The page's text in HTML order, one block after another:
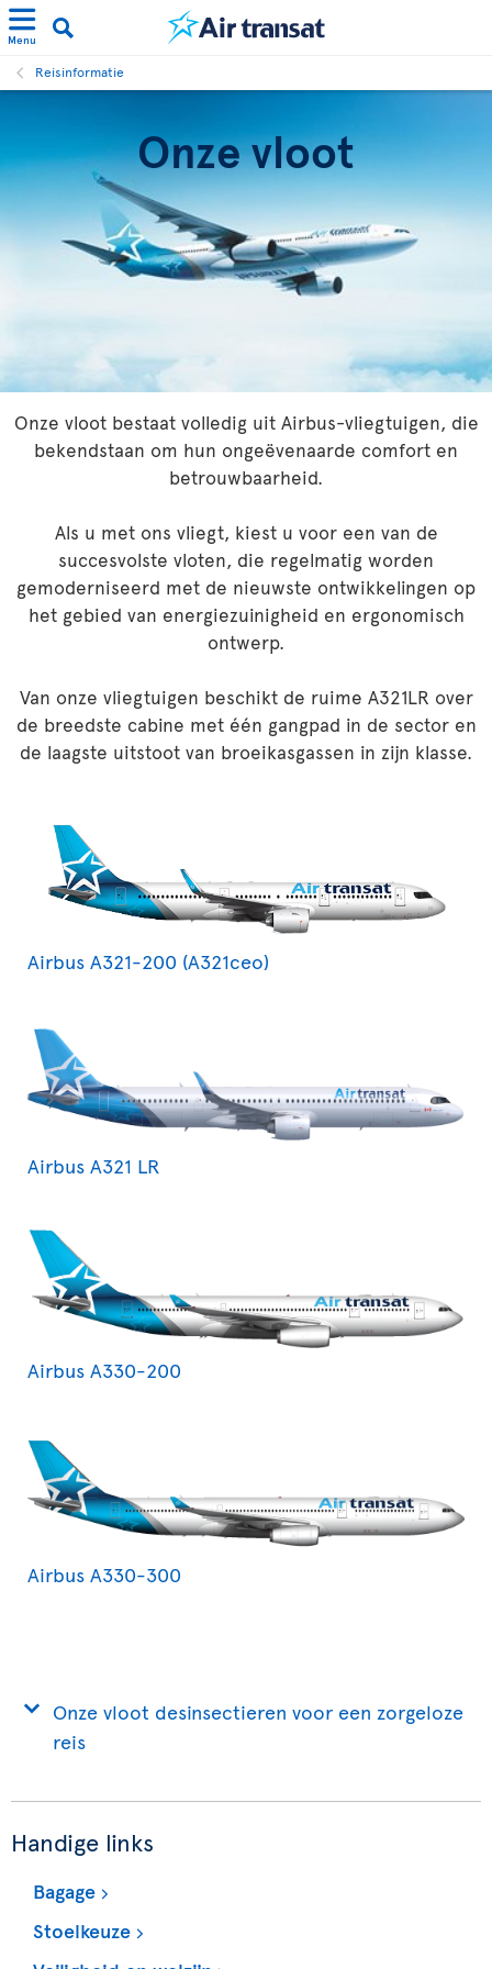
Menu
Reisinformatie
Onze vloot
Onze vloot bestaat volledig uit Airbus-vliegtuigen, die
bekendstaan om hun ongeëvenaarde comfort en
betrouwbaarheid.
Als u met ons vliegt, kiest u voor een van de
succesvolste vloten, die regelmatig worden
gemoderniseerd met de nieuwste ontwikkelingen op
het gebied van energiezuinigheid en ergonomisch
ontwerp.
Van onze vliegtuigen beschikt de ruime A321LR over
de breedste cabine met één gangpad in de sector en
de laagste uitstoot van broeikasgassen in zijn klasse.
Airbus A321-200 (A321ceo)
Airbus A321 LR
Airbus A330-200
Airbus A330-300
Onze vloot desinsectieren voor een zorgeloze
reis
Handige links
Bagage
Stoelkeuze